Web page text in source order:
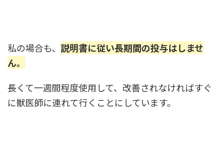
私の場合も、 説明書に従い長期間の投与はしませ
ん。
長くて一週間程度使用して、改善されなければすぐ
に獣医師に連れて行くことにしています。